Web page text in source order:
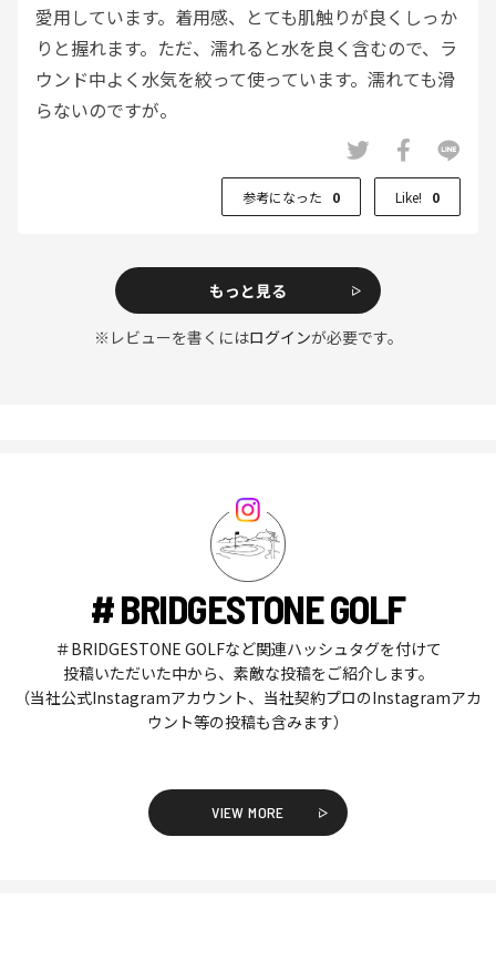
愛用しています。着用感、とても肌触りが良くしっか
りと握れます。ただ、濡れると水を良く含むので、ラ
ウンド中よく水気を絞って使っています。濡れても滑
らないのですが。
参考になった 0 Like! 0
もっと見る
※レビューを書くにはログインが必要です。
# BRIDGESTONE GOLF
＃BRIDGESTONE GOLFなど関連ハッシュタグを付けて
投稿いただいた中から、素敵な投稿をご紹介します。
（当社公式Instagramアカウント、当社契約プロのInstagramアカ
ウント等の投稿も含みます）
VIEW MORE